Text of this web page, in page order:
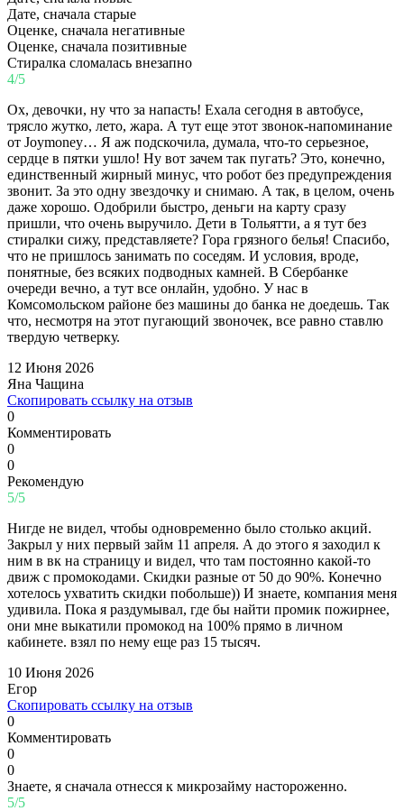
Дате, сначала старые
Оценке, сначала негативные
Оценке, сначала позитивные
Стиралка сломалась внезапно
4/5
Ох, девочки, ну что за напасть! Ехала сегодня в автобусе,
трясло жутко, лето, жара. А тут еще этот звонок-напоминание
от Joymoney… Я аж подскочила, думала, что-то серьезное,
сердце в пятки ушло! Ну вот зачем так пугать? Это, конечно,
единственный жирный минус, что робот без предупреждения
звонит. За это одну звездочку и снимаю. А так, в целом, очень
даже хорошо. Одобрили быстро, деньги на карту сразу
пришли, что очень выручило. Дети в Тольятти, а я тут без
стиралки сижу, представляете? Гора грязного белья! Спасибо,
что не пришлось занимать по соседям. И условия, вроде,
понятные, без всяких подводных камней. В Сбербанке
очереди вечно, а тут все онлайн, удобно. У нас в
Комсомольском районе без машины до банка не доедешь. Так
что, несмотря на этот пугающий звоночек, все равно ставлю
твердую четверку.
12 Июня 2026
Яна Чащина
Скопировать ссылку на отзыв
0
Комментировать
0
0
Рекомендую
5/5
Нигде не видел, чтобы одновременно было столько акций.
Закрыл у них первый займ 11 апреля. А до этого я заходил к
ним в вк на страницу и видел, что там постоянно какой-то
движ с промокодами. Скидки разные от 50 до 90%. Конечно
хотелось ухватить скидки побольше)) И знаете, компания меня
удивила. Пока я раздумывал, где бы найти промик пожирнее,
они мне выкатили промокод на 100% прямо в личном
кабинете. взял по нему еще раз 15 тысяч.
10 Июня 2026
Егор
Скопировать ссылку на отзыв
0
Комментировать
0
0
Знаете, я сначала отнесся к микрозайму настороженно.
5/5